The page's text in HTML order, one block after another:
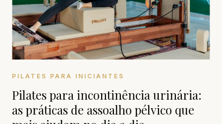
PILATES PARA INICIANTES
Pilates para incontinência urinária:
as práticas de assoalho pélvico que